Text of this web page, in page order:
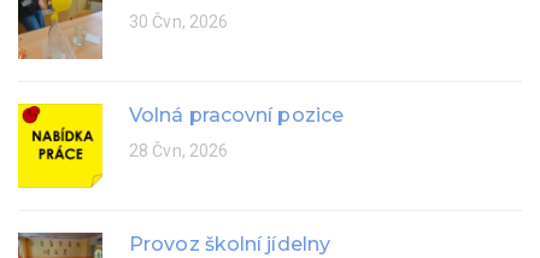
30 Čvn, 2026
Volná pracovní pozice
28 Čvn, 2026
Provoz školní jídelny